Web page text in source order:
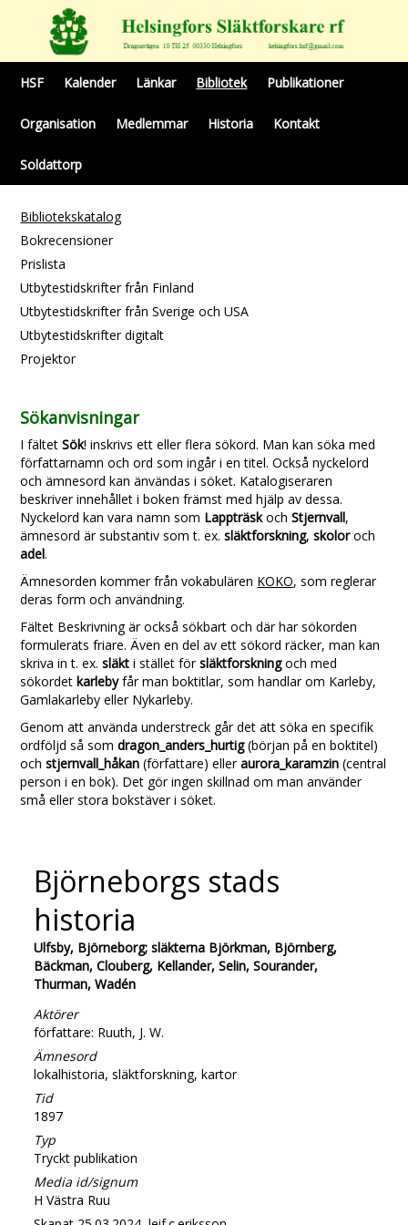
HSF Kalender Länkar Bibliotek Publikationer
Organisation Medlemmar Historia Kontakt
Soldattorp
Bibliotekskatalog
Bokrecensioner
Prislista
Utbytestidskrifter från Finland
Utbytestidskrifter från Sverige och USA
Utbytestidskrifter digitalt
Projektor
Sökanvisningar
I fältetSök! inskrivs ett eller flera sökord. Man kan söka med
författarnamn och ord som ingår i en titel. Också nyckelord
och ämnesord kan änvändas i söket. Katalogiseraren
beskriver innehållet i boken främst med hjälp av dessa.
Nyckelord kan vara namn som LappträskochStjernvall,
ämnesord är substantiv som t. ex.släktforskning,skoloroch
adel.
Ämnesorden kommer från vokabulären KOKO, som reglerar
deras form och användning.
Fältet Beskrivning är också sökbart och där har sökorden
formulerats friare. Även en del av ett sökord räcker, man kan
skriva in t. ex.släkti stället försläktforskningoch med
sökordetkarlebyfår man boktitlar, som handlar om Karleby,
Gamlakarleby eller Nykarleby.
Genom att använda understreck går det att söka en specifik
ordföljd så somdragon_anders_hurtig(början på en boktitel)
ochstjernvall_håkan (författare) elleraurora_karamzin (central
person i en bok). Det gör ingen skillnad om man använder
små eller stora bokstäver i söket.
Björneborgs stads
historia
Ulfsby, Björneborg; släkterna Björkman, Björnberg,
Bäckman, Clouberg, Kellander, Selin, Sourander,
Thurman, Wadén
Aktörer
författare: Ruuth, J. W.
Ämnesord
lokalhistoria, släktforskning, kartor
Tid
1897
Typ
Tryckt publikation
Media id/signum
H Västra Ruu